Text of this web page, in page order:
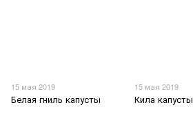
15 мая 2019
Белая гниль капусты
15 мая 2019
Кила капусты